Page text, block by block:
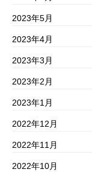
2023年5月
2023年4月
2023年3月
2023年2月
2023年1月
2022年12月
2022年11月
2022年10月